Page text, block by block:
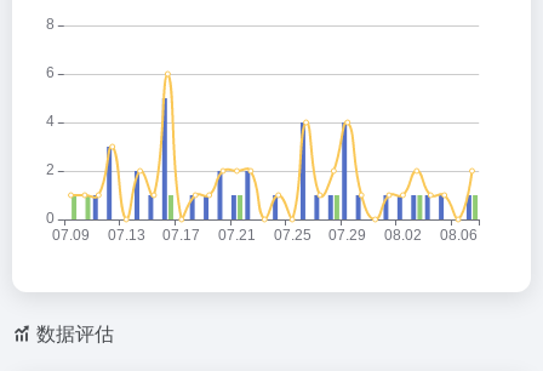
数据评估